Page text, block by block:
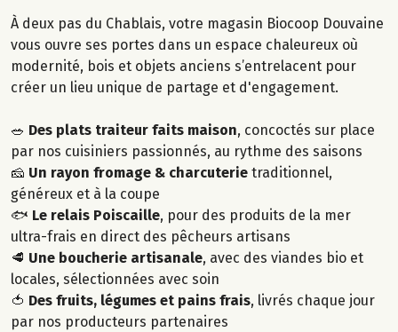
À deux pas du Chablais, votre magasin Biocoop Douvaine
vous ouvre ses portes dans un espace chaleureux où
modernité, bois et objets anciens s’entrelacent pour
créer un lieu unique de partage et d'engagement.
🥗 Des plats traiteur faits maison, concoctés sur place
par nos cuisiniers passionnés, au rythme des saisons
🧀 Un rayon fromage & charcuterie traditionnel,
généreux et à la coupe
🐟 Le relais Poiscaille, pour des produits de la mer
ultra-frais en direct des pêcheurs artisans
🥩 Une boucherie artisanale, avec des viandes bio et
locales, sélectionnées avec soin
🍅 Des fruits, légumes et pains frais, livrés chaque jour
par nos producteurs partenaires